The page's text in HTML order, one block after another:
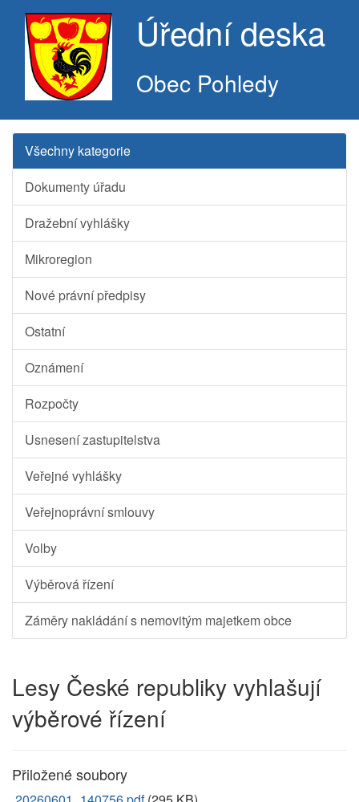
Úřední deska
Obec Pohledy
Všechny kategorie
Dokumenty úřadu
Dražební vyhlášky
Mikroregion
Nové právní předpisy
Ostatní
Oznámení
Rozpočty
Usnesení zastupitelstva
Veřejné vyhlášky
Veřejnoprávní smlouvy
Volby
Výběrová řízení
Záměry nakládání s nemovitým majetkem obce
Lesy České republiky vyhlašují
výběrové řízení
Přiložené soubory